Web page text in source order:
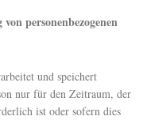
personenbezogenen
und speichert
nur für den Zeitraum, der
ist oder sofern dies